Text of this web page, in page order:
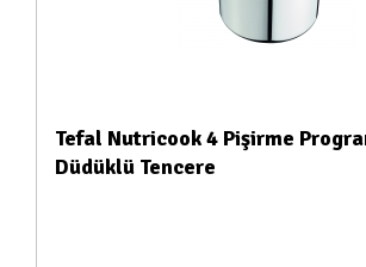
Tefal Nutricook 4 Pişirme
Düdüklü Tencere